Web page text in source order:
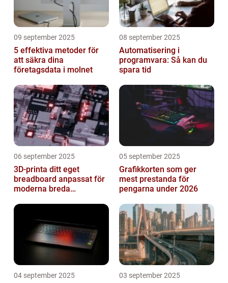
09 september 2025
5 effektiva metoder för
att säkra dina
företagsdata i molnet
08 september 2025
Automatisering i
programvara: Så kan du
spara tid
06 september 2025
3D-printa ditt eget
breadboard anpassat för
moderna breda
05 september 2025
Grafikkorten som ger
mest prestanda för
pengarna under 2026
04 september 2025 03 september 2025